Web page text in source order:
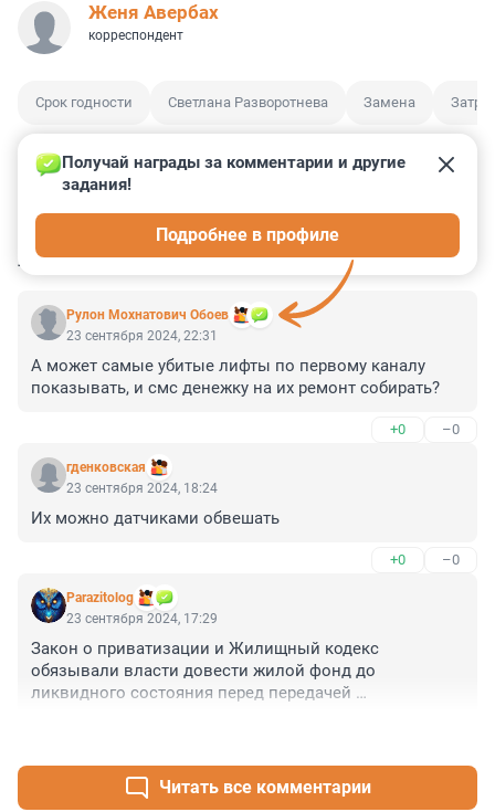
Женя Авербах
корреспондент
Срок годности Светлана Разворотнева Замена
КОММЕНТАРИИ 16
Рулон Мохнатович Обоев
Получай награды за комментарии и другие
задания!
Подробнее в профиле
23 сентября 2024, 22:31
А может самые убитые лифты по первому каналу
показывать, и смс денежку на их ремонт собирать?
+0 –0
гденковская
23 сентября 2024, 18:24
Их можно датчиками обвешать
+0 –0
Parazitolog
23 сентября 2024, 17:29
Закон о приватизации и Жилищный кодекс
обязывали власти довести жилой фонд до
ликвидного состояния перед передачей
Читать все комментарии